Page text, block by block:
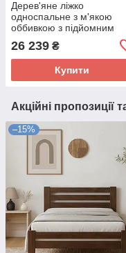
Дерев'яне ліжко
односпальне з м'якою
оббивкою з підйомним
механізмом із масиву
з ламелями Дорі LUXE
Дрімка 80x190/200
26 239 ₴
Купити
Акційні пропозиції
–15%